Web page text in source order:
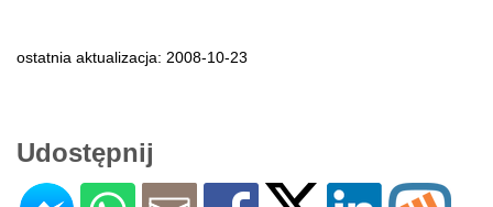
ostatnia aktualizacja: 2008-10-23
Udostępnij